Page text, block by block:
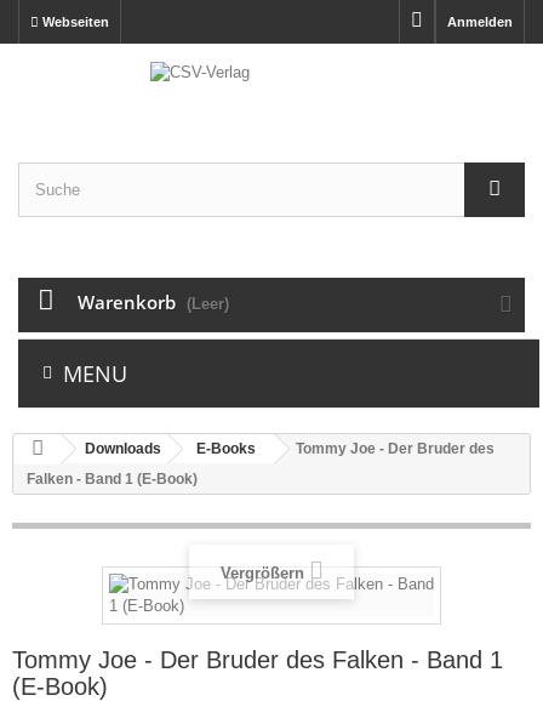
Anmelden
Webseiten
Warenkorb (Leer)
MENU
Downloads E-Books
Tommy Joe - Der Bruder des
Falken - Band 1 (E-Book)
Vergrößern
Tommy Joe - Der Bruder des Falken - Band 1
(E-Book)